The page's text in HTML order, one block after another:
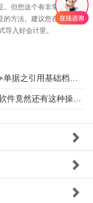
但您这个有非常多的凭证
方法。建议您在原来软件
导入好会计里。
上一篇:库存单据不显示品牌？T+单据之引用基础档案轻松搞定！
下一篇:热键冲突？你知道T系列软件竟然还有这种操作吗？